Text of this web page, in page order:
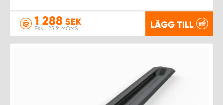
1 288 SEK
EXKL. 25 % MOMS LÄGG TILL